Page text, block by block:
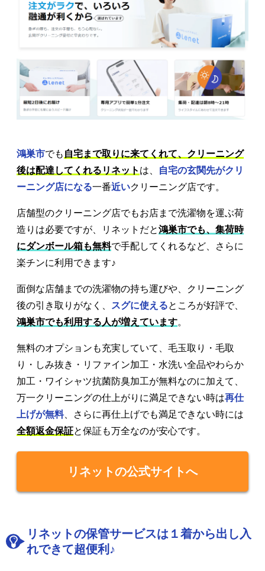
鴻巣市でも 自宅まで取りに来てくれて、クリーニング
後は配達してくれるリネット は、
自宅の玄関先がクリ
ーニング店になる一番近いクリーニング店です。
店舗型のクリーニング店でもお店まで洗濯物を運ぶ荷
造りは必要ですが、リネットだと鴻巣市でも、集荷時
にダンボール箱も無料で手配してくれるなど、さらに
楽チンに利用できます♪
面倒な店舗までの洗濯物の持ち運びや、クリーニング
後の引き取りがなく、
スグに使えるところが好評で、
鴻巣市でも利用する人が増えています。
無料のオプションも充実していて、毛玉取り・毛取
り・しみ抜き・リファイン加工・水洗い全品やわらか
加工・ワイシャツ抗菌防臭加工が無料なのに加えて、
万一クリーニングの仕上がりに満足できない時は再仕
上げが無料、さらに再仕上げでも満足できない時には
全額返金保証と保証も万全なのが安心です。
リネットの公式サイトへ
リネットの保管サービスは１着から出し入
れできて超便利♪